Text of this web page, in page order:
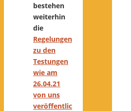
bestehen
weiterhin
die
Regelungen
zu den
Testungen
wie am
26.04.21
von uns
veröffentlic